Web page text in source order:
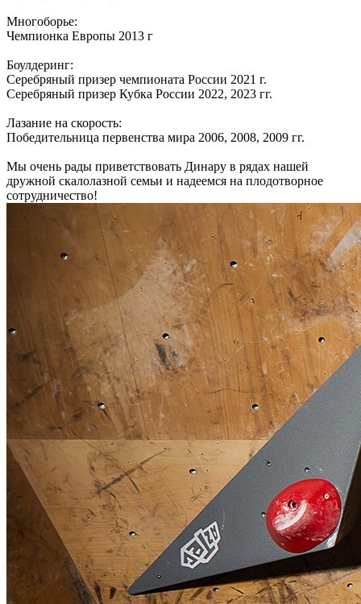
Многоборье:
Чемпионка Европы 2013 г
Боулдеринг:
Серебряный призер чемпионата России 2021 г.
Серебряный призер Кубка России 2022, 2023 гг.
Лазание на скорость:
Победительница первенства мира 2006, 2008, 2009 гг.
Мы очень рады приветствовать Динару в рядах нашей
дружной скалолазной семьи и надеемся на плодотворное
сотрудничество!